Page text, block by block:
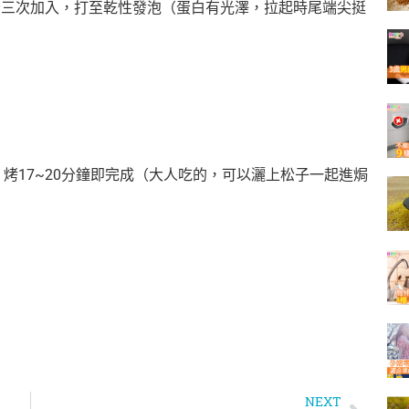
次加入，打至乾性發泡（蛋白有光澤，拉起時尾端尖挺
17~20分鐘即完成（大人吃的，可以灑上松子一起進焗
NEXT